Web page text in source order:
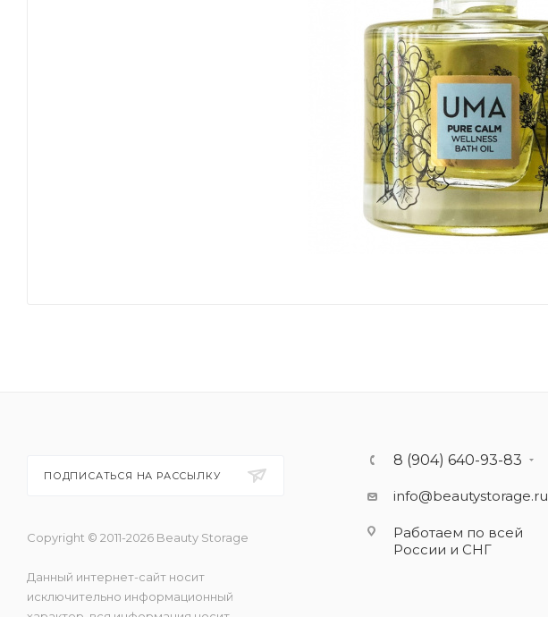
ПОДПИСАТЬСЯ НА РАССЫЛКУ
Copyright © 2011-2026 Beauty Storage
Данный интернет-сайт носит
исключительно информационный
8 (904) 640-93-83
info@beautystorage.ru
Работаем по всей
России и СНГ